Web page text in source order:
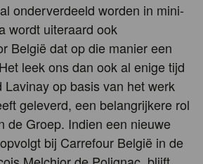
onderverdeeld worden in mini-
wordt uiteraard ook
België dat op die manier een
leek ons dan ook al enige tijd
Lavinay op basis van het werk
geleverd, een belangrijkere rol
de Groep. Indien een nieuwe
bij Carrefour België in de